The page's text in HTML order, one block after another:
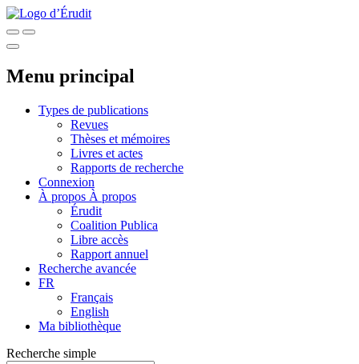
Menu principal
Types de publications
Revues
Thèses et mémoires
Livres et actes
Rapports de recherche
Connexion
À propos À propos
Érudit
Coalition Publica
Libre accès
Rapport annuel
Recherche avancée
FR
Français
English
Ma bibliothèque
Recherche simple